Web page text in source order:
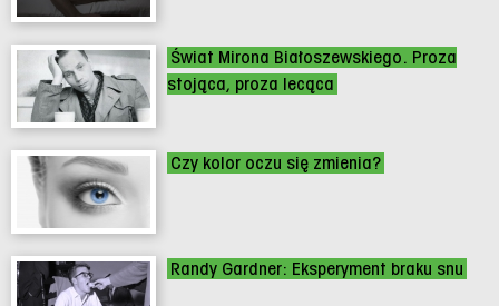
Świat Mirona Białoszewskiego. Proza
stojąca, proza lecąca
Czy kolor oczu się zmienia?
Randy Gardner: Eksperyment braku snu